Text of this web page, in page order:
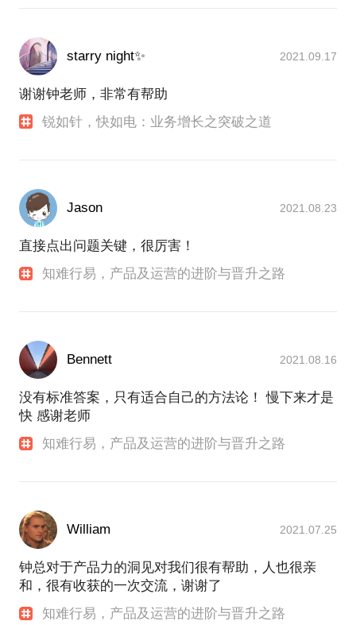
starry night✨ 2021.09.17
谢谢钟老师，非常有帮助
锐如针，快如电：业务增长之突破之道
Jason 2021.08.23
直接点出问题关键，很厉害！
知难行易，产品及运营的进阶与晋升之路
Bennett 2021.08.16
没有标准答案，只有适合自己的方法论！ 慢下来才是
快 感谢老师
知难行易，产品及运营的进阶与晋升之路
William 2021.07.25
钟总对于产品力的洞见对我们很有帮助，人也很亲
和，很有收获的一次交流，谢谢了
知难行易，产品及运营的进阶与晋升之路